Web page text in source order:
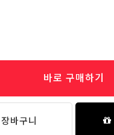
바로 구매하기
장바구니